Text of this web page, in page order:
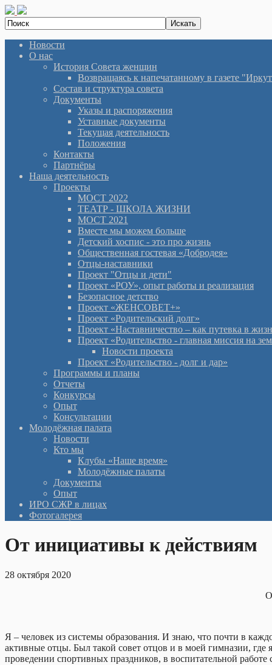
Новости
О нас
История Cовета женщин
Возвращаясь к напечатанному в газете
Состав и структура совета
Документы
Указы и распоряжения
Уставные документы
Текущая деятельность
Положения
Контакты
Партнёры
Наша деятельность
Проекты
МОСТ 2022
ТЕАТР - ШКОЛА ЖИЗНИ
МОСТ 2021
Вместе мы можем больше
Детский хоспис - это про жизнь
Общественная гостевая «Добродея»
Отцы-наставники
Проект "Отцы и дети"
Проект «РОУ», опыт работы и реализация
Безопасное детство
Проект «ЖЕНСОВЕТ+»
Проект «Родительский долг»
Проект «Наставничество – как путевка в
Проект «Родительство - главная миссия на
Новости проекта
Проект «Родительство - долг и дар»
Программы и планы
Отчеты
Конкурсы
Опыт
Консультации
Молодёжная палата
Новости
Кто мы
Клубы «Наше время»
Молодёжные палаты
Документы
Опыт
ИРО СЖР в лицах
Фотогалерея
От инициативы к действиям
28 октября 2020
Я – человек из системы образования. И знаю, что почти в
активные отцы. Был такой совет отцов и в моей гимназии,
проведении спортивных праздников, в воспитательной